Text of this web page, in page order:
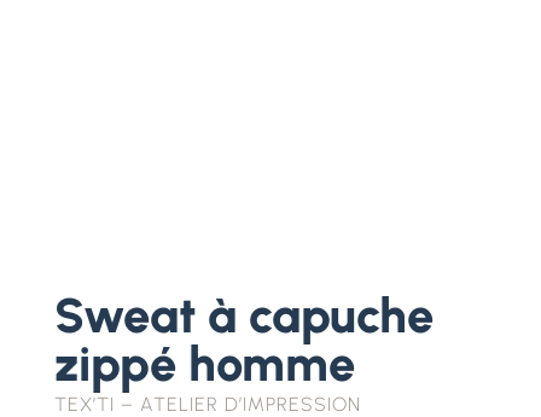
Sweat à capuche
zippé homme
TEX’TI – ATELIER D’IMPRESSION